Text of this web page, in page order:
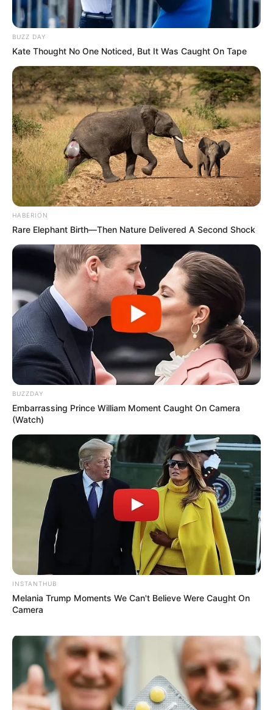
BUZZ DAY
Kate Thought No One Noticed, But It Was Caught On Tape
HABERION
Rare Elephant Birth—Then Nature Delivered A Second Shock
BUZZDAY
Embarrassing Prince William Moment Caught On Camera
(Watch)
INSTANTHUB
Melania Trump Moments We Can't Believe Were Caught On
Camera